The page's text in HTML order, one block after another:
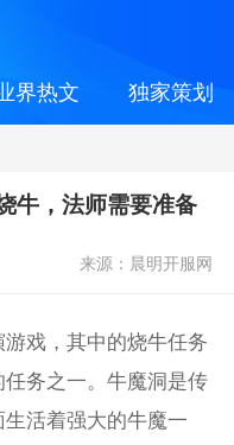
界热文 独家策划
牛，法师需要准备
来源：晨明开服网
游戏，其中的烧牛任务
务之一。牛魔洞是传
活着强大的牛魔一